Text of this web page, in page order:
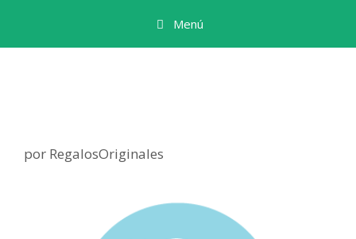
Menú
por RegalosOriginales